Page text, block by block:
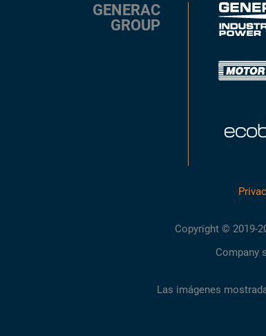
GENERAC
GROUP
Copyright © 2019-
Company
Las imágenes